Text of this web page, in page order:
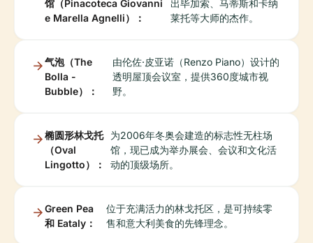
馆（Pinacoteca Giovanni
e Marella Agnelli）：
出毕加索、马蒂斯和卡纳
莱托等大师的杰作。
气泡（The
Bolla -
Bubble）：
由伦佐·皮亚诺（Renzo Piano）设计的
透明屋顶会议室，提供360度城市视
野。
椭圆形林戈托
（Oval
Lingotto）：
为2006年冬奥会建造的标志性无柱场
馆，现已成为举办展会、会议和文化活
动的顶级场所。
Green Pea
和 Eataly：
位于充满活力的林戈托区，是可持续零
售和意大利美食的先锋理念。